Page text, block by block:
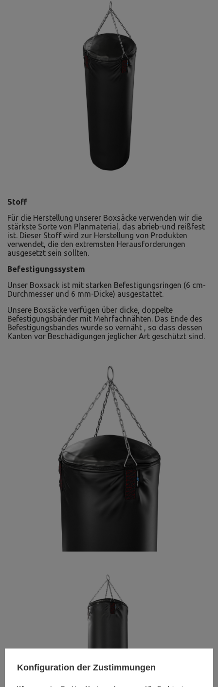
Stoff
Für die Herstellung unserer Boxsäcke verwenden wir die
stärkste Sorte von Planmaterial, das abrieb-und reißfest
ist. Dieser Stoff wird zur Herstellung von Produkten
verwendet, die den extremsten Herausforderungen
ausgesetzt sein sollten.
Befestigungssystem
Unser Boxsack ist mit starken Befestigungsringen (6 cm-
Durchmesser und 6 mm-Dicke) ausgestattet.
Unsere Boxsäcke verfügen über dicke, doppelte
Befestigungsbänder mit Mehrfachnähten. Das Ende des
Befestigungsbandes wurde so vernäht , so dass dessen
Kanten vor Beschädigungen jeglicher Art geschützt sind.
Konfiguration der Zustimmungen